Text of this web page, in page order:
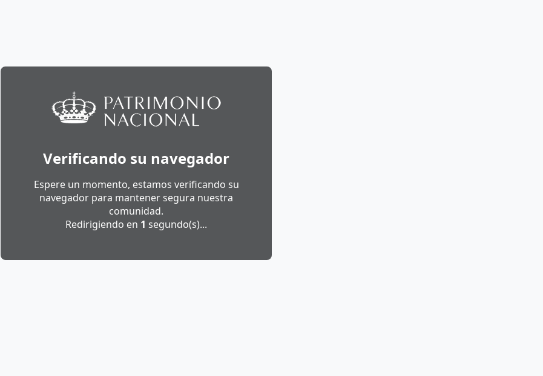
Verificando su navegador
Espere un momento, estamos verificando su
navegador para mantener segura nuestra
comunidad.
Redirigiendo en 1 segundo(s)...